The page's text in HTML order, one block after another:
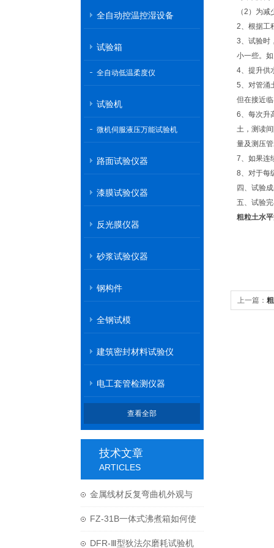
全自动控温控湿设备
试验箱
全自动低温柔度仪
试验机
微机伺服液压万能试验机
路面试验仪器
漆膜试验仪器
反光膜仪器
砂浆试验仪器
钢构件
全钢试模
建筑密封材料试验仪
电工套管检测仪器
查看全部
技术文章
ARTICLES
金属线材反复弯曲机外观与
结构
FZ-31B一体式沸煮箱如何使
用与维护？
DFR-Ⅲ型狄法尔磨耗试验机
（2）为
2、根据工
3、试验时
小一些。
4、提升供
5、对管涌
但在接近
6、每次升
土，测读
量及测压
7、如果连
8、对于每
四、试验
五、试验
粗粒土水
上一篇：